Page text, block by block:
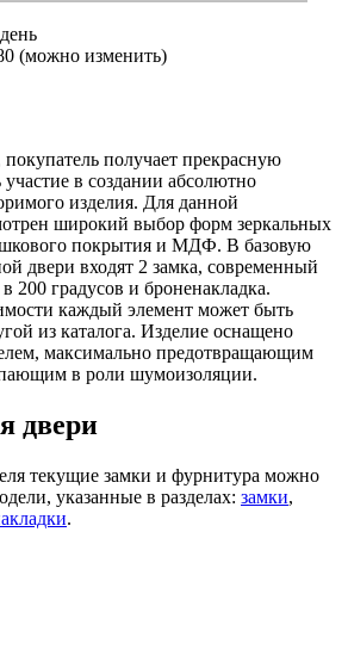
(можно изменить)
получает прекрасную
в создании абсолютно
изделия. Для данной
широкий выбор форм зеркальных
покрытия и МДФ. В базовую
двери входят 2 замка, современный
200 градусов и броненакладка.
каждый элемент может быть
из каталога. Изделие оснащено
максимально предотвращающим
в роли шумоизоляции.
двери
текущие замки и фурнитура можно
указанные в разделах: замки,
.